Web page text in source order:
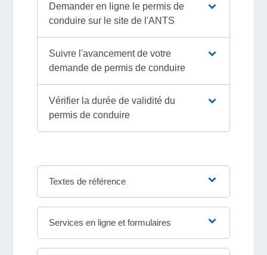
Demander en ligne le permis de
conduire sur le site de l'ANTS
Suivre l'avancement de votre
demande de permis de conduire
Vérifier la durée de validité du
permis de conduire
Textes de référence
Services en ligne et formulaires